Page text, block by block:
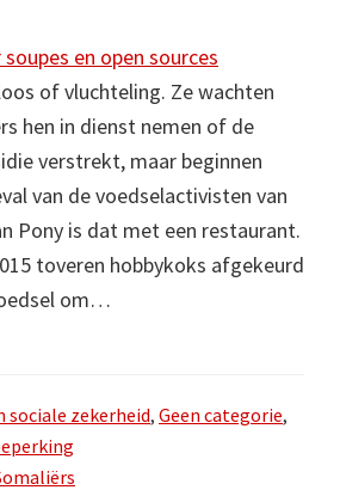
en open sources
of vluchteling. Ze wachten
hen in dienst nemen of de
verstrekt, maar beginnen
van de voedselactivisten van
Pony is dat met een restaurant.
toveren hobbykoks afgekeurd
om…
sociale zekerheid, Geen categorie,